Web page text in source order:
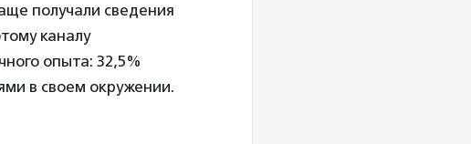
получали сведения
каналу
опыта: 32,5%
в своем окружении.